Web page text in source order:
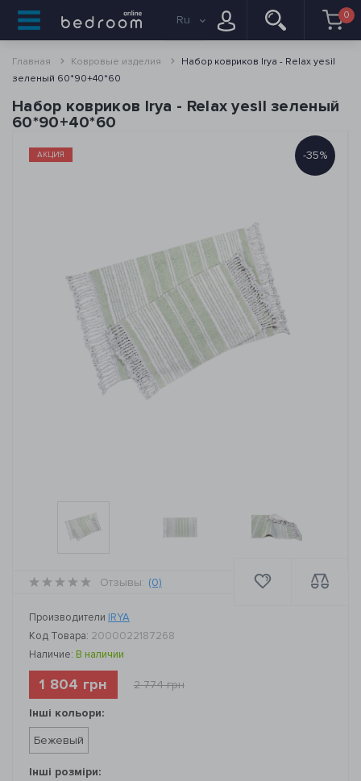
Ru 0
Главная Ковровые изделия
Набор ковриков Irya - Relax yesil
зеленый 60*90+40*60
Набор ковриков Irya - Relax yesil зеленый
60*90+40*60
-35%
АКЦИЯ
Отзывы: (0)
Производители IRYA
Код Товара: 2000022187268
Наличие: В наличии
1 804 грн 2 774 грн
Інші кольори:
Бежевый
Інші розміри: